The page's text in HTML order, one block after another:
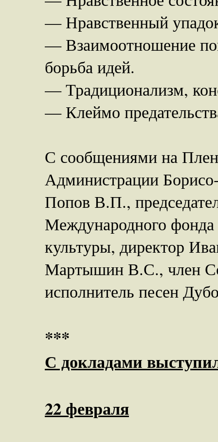
— Нравственный
— Взаимоотношение
борьба идей.
— Традиционализм,
— Клеймо
С сообщениями на
Администрации
Попов В.П.,
Международного фонда
культуры, директор
Мартышин В.С., член
исполнитель песен
***
С докладами
22 февраля